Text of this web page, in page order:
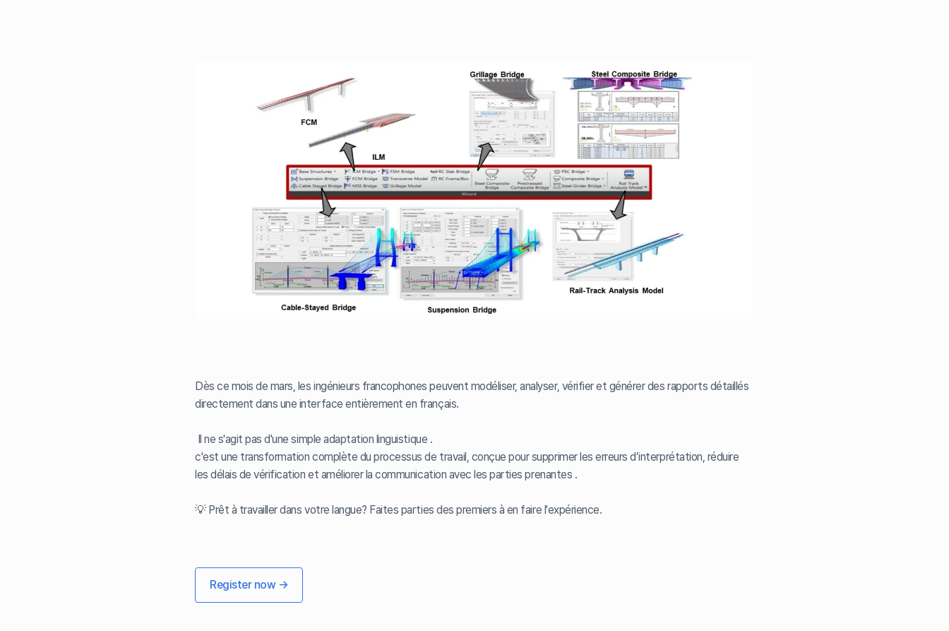
Dès ce mois de mars, les ingénieurs francophones peuvent modéliser, analyser, vérifier et générer des rapports détaillés
directement dans une interface entièrement en français.
Il ne s'agit pas d'une simple adaptation linguistique .
c'est une transformation complète du processus de travail, conçue pour supprimer les erreurs d’interprétation, réduire
les délais de vérification et améliorer la communication avec les parties prenantes .
💡 Prêt à travailler dans votre langue? Faites parties des premiers à en faire l'expérience.
Register now →